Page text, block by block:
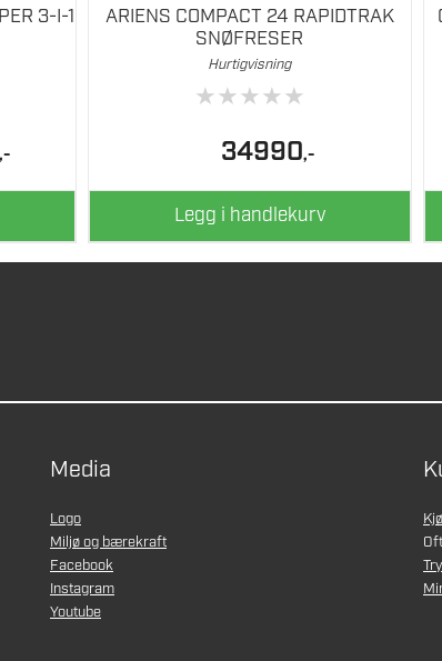
3-I-1
pris
,-
ARIENS COMPACT 24 RAPIDTRAK
SNØFRESER
Hurtigvisning
★★★★★
34990,-
Legg i handlekurv
Media
Logo
Miljø og bærekraft
Facebook
Instagram
Youtube